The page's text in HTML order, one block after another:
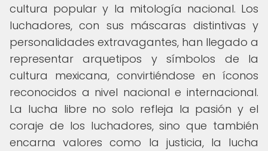
cultura popular y la mitología nacional. Los
luchadores, con sus máscaras distintivas y
personalidades extravagantes, han llegado a
representar arquetipos y símbolos de la
cultura mexicana, convirtiéndose en íconos
reconocidos a nivel nacional e internacional.
La lucha libre no solo refleja la pasión y el
coraje de los luchadores, sino que también
encarna valores como la justicia, la lucha